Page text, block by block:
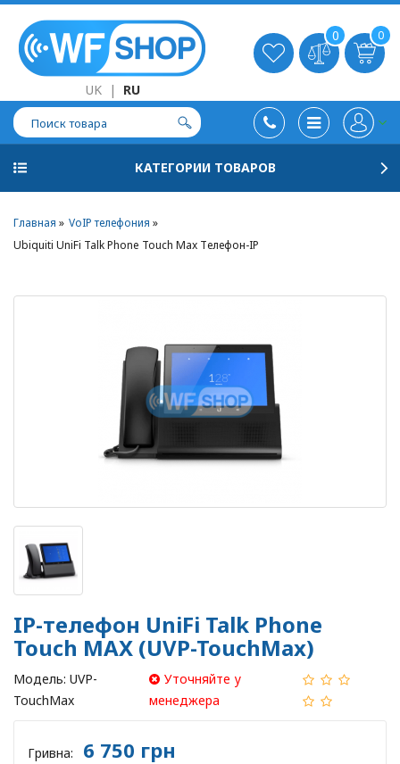
UK | RU
0 0
КАТЕГОРИИ ТОВАРОВ
Главная
VoIP телефония
Ubiquiti UniFi Talk Phone Touch Max Телефон-IP
IP-телефон UniFi Talk Phone
Touch MAX (UVP-TouchMax)
Модель: UVP-
TouchMax
Уточняйте у
менеджера
Гривна: 6 750 грн